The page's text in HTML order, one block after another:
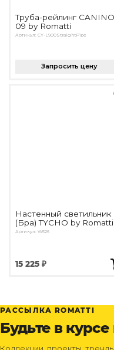
Труба-рейлинг
09 by Romatti
Артикул: CY-L900StraightPipe
Запросить цену
Настенный светильник
(Бра) TYCHO by Romatti
Артикул: W526
15 225 ₽
РАССЫЛКА ROMATTI
Будьте в курсе